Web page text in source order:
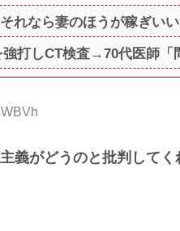
れなら妻のほうが稼ぎい
強打しCT検査→70代医師
義がどうのと批判して